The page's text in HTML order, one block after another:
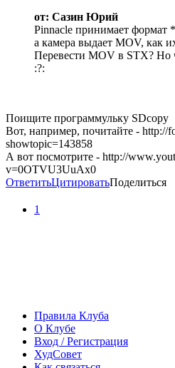
от: Сазин Юрий
Pinnacle принимает формат
а камера выдает MOV, как
Перевести MOV в STX? Но
:?:
Поищите программульку SDcopy
Вот, например, почитайте - http://
showtopic=143858
А вот посмотрите - http://
v=0OTVU3UuAx0
ОтветитьЦитироватьПоделиться
1
Правила Клуба
О Клубе
Вход / Регистрация
ХудСовет